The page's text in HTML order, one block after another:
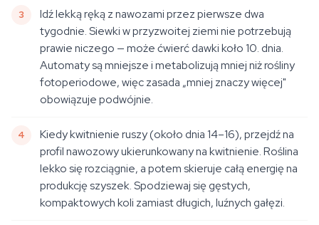
Idź lekką ręką z nawozami przez pierwsze dwa
tygodnie. Siewki w przyzwoitej ziemi nie potrzebują
prawie niczego — może ćwierć dawki koło 10. dnia.
Automaty są mniejsze i metabolizują mniej niż rośliny
fotoperiodowe, więc zasada „mniej znaczy więcej"
obowiązuje podwójnie.
Kiedy kwitnienie ruszy (około dnia 14–16), przejdź na
profil nawozowy ukierunkowany na kwitnienie. Roślina
lekko się rozciągnie, a potem skieruje całą energię na
produkcję szyszek. Spodziewaj się gęstych,
kompaktowych koli zamiast długich, luźnych gałęzi.